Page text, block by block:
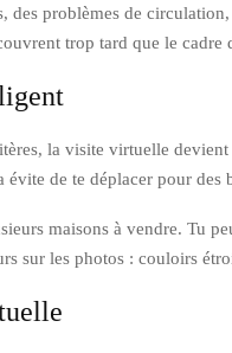
des problèmes de
trop tard que le
la visite virtuelle
de te déplacer pour
maisons à vendre. Tu
sur les photos : couloirs